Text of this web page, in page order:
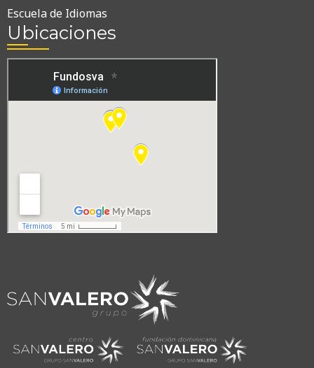
Escuela de Idiomas
Ubicaciones